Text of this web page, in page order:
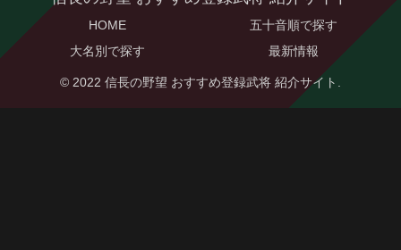
HOME
五十音順で探す
大名別で探す
最新情報
© 2022 信長の野望 おすすめ登録武将 紹介サイト.